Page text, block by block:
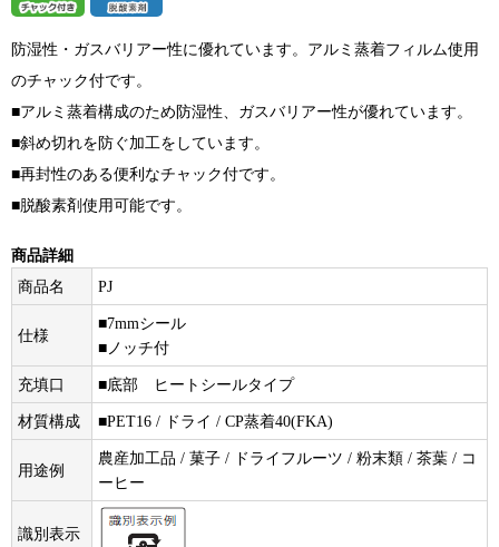
防湿性・ガスバリアー性に優れています。アルミ蒸着フィルム使用
のチャック付です。
■アルミ蒸着構成のため防湿性、ガスバリアー性が優れています。
■斜め切れを防ぐ加工をしています。
■再封性のある便利なチャック付です。
■脱酸素剤使用可能です。
商品詳細
商品名
PJ
仕様
■7mmシール
■ノッチ付
充填口 ■底部 ヒートシールタイプ
材質構成 ■PET16 / ドライ / CP蒸着40(FKA)
用途例
農産加工品 / 菓子 / ドライフルーツ / 粉末類 / 茶葉 / コ
ーヒー
識別表示